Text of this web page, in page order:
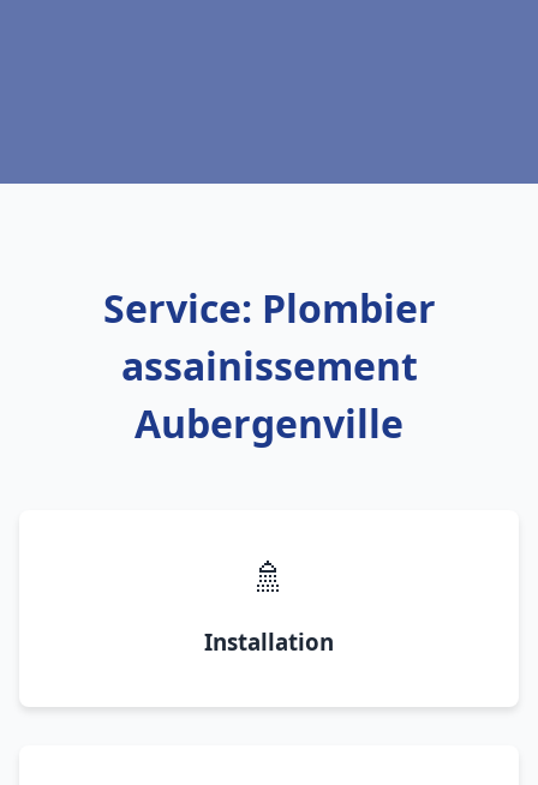
Service: Plombier
assainissement
Aubergenville
🚿
Installation